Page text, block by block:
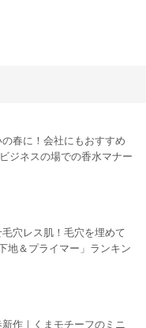
春に！会社にもおすすめ
ジネスの場での香水マナー
穴レス肌！毛穴を埋めて
地＆プライマー」ランキン
作｜くまモチーフのミニ